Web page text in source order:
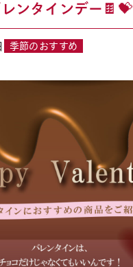
ンタインデー🍫💝
季節のおすすめ